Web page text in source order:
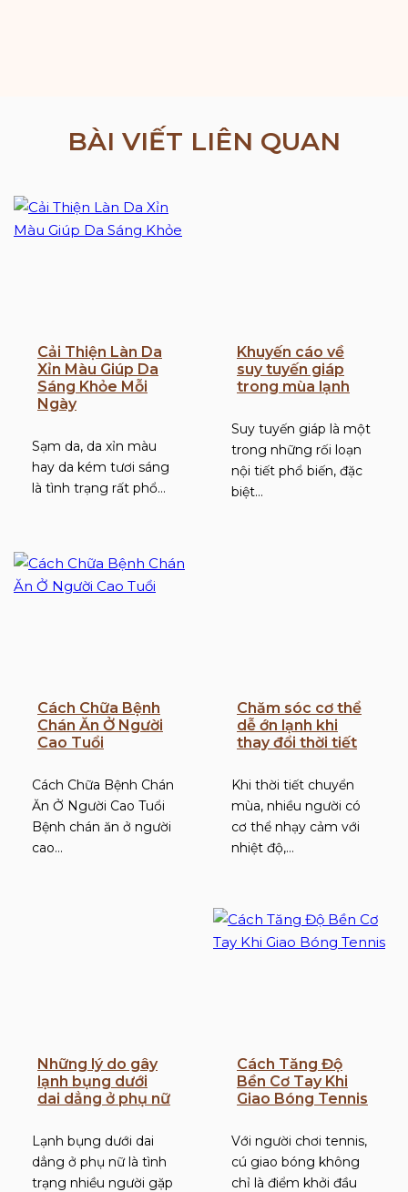
BÀI VIẾT LIÊN QUAN
Cải Thiện Làn Da
Xỉn Màu Giúp Da
Sáng Khỏe Mỗi
Ngày
Sạm da, da xỉn màu
hay da kém tươi sáng
là tình trạng rất phổ…
Khuyến cáo về
suy tuyến giáp
trong mùa lạnh
Suy tuyến giáp là một
trong những rối loạn
nội tiết phổ biến, đặc
biệt…
Cách Chữa Bệnh
Chán Ăn Ở Người
Cao Tuổi
Cách Chữa Bệnh Chán
Ăn Ở Người Cao Tuổi
Bệnh chán ăn ở người
cao…
Chăm sóc cơ thể
dễ ớn lạnh khi
thay đổi thời tiết
Khi thời tiết chuyển
mùa, nhiều người có
cơ thể nhạy cảm với
nhiệt độ,…
Những lý do gây
lạnh bụng dưới
dai dẳng ở phụ nữ
Lạnh bụng dưới dai
dẳng ở phụ nữ là tình
trạng nhiều người gặp
Cách Tăng Độ
Bền Cơ Tay Khi
Giao Bóng Tennis
Với người chơi tennis,
cú giao bóng không
chỉ là điểm khởi đầu